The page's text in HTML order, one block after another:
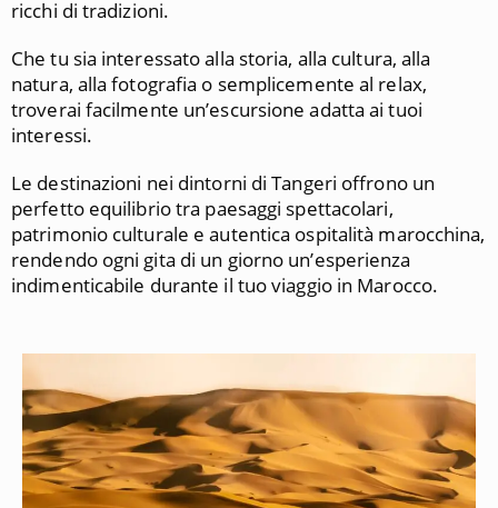
ricchi di tradizioni.
Che tu sia interessato alla storia, alla cultura, alla
natura, alla fotografia o semplicemente al relax,
troverai facilmente un’escursione adatta ai tuoi
interessi.
Le destinazioni nei dintorni di Tangeri offrono un
perfetto equilibrio tra paesaggi spettacolari,
patrimonio culturale e autentica ospitalità marocchina,
rendendo ogni gita di un giorno un’esperienza
indimenticabile durante il tuo viaggio in Marocco.